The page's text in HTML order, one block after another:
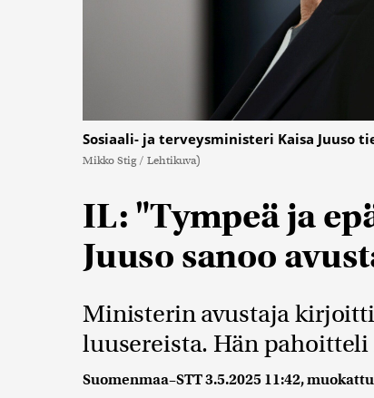
Sosiaali- ja terveysministeri Kaisa Juuso
Mikko Stig / Lehtikuva)
IL: "Tympeä ja
Juuso sanoo
Ministerin avustaja
luusereista. Hän
Suomenmaa–STT3.5.2025 11:42, muokattu